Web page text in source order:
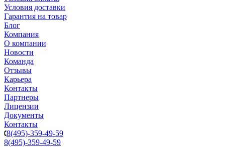
Условия доставки
Гарантия на товар
Блог
Компания
О компании
Новости
Команда
Отзывы
Карьера
Контакты
Партнеры
Лицензии
Документы
Контакты
8(495)-359-49-59
8(495)-359-49-59